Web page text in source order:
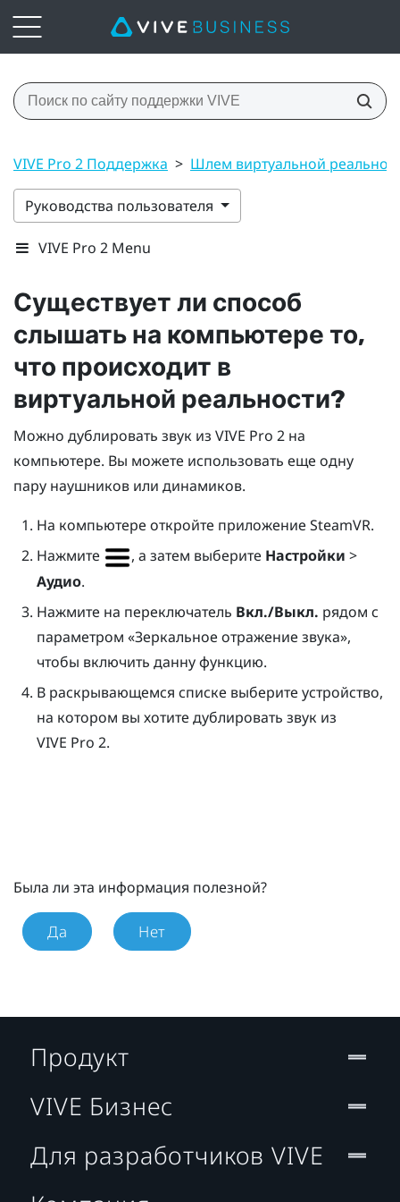
VIVE Pro 2 Поддержка > Шлем виртуальной
Руководства пользователя
VIVE Pro 2 Menu
Существует ли способ
слышать на компьютере то,
что происходит в
виртуальной реальности?
Можно дублировать звук из VIVE Pro 2 на
компьютере. Вы можете использовать еще одну
пару наушников или динамиков.
На компьютере откройте приложение SteamVR.
Нажмите
, а затем выберите Настройки >
Аудио.
Нажмите на переключатель Вкл./Выкл. рядом с
параметром «Зеркальное отражение звука»,
чтобы включить данну функцию.
В раскрывающемся списке выберите устройство,
на котором вы хотите дублировать звук из
VIVE Pro 2.
Была ли эта информация полезной?
Да Нет
Продукт
VIVE Бизнес
Для разработчиков VIVE